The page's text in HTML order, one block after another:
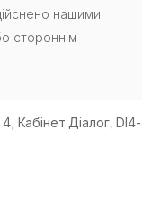
нашими
стороннім
4, Кабінет Діалог,DI4-